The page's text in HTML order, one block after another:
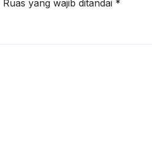
Ruas yang wajib ditandai *